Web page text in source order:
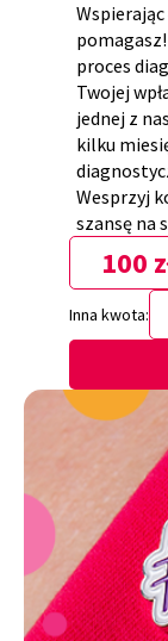
proces
Twojej
jednej z
kilku
Wesprzyj
szansę na
100
Inna kwota: